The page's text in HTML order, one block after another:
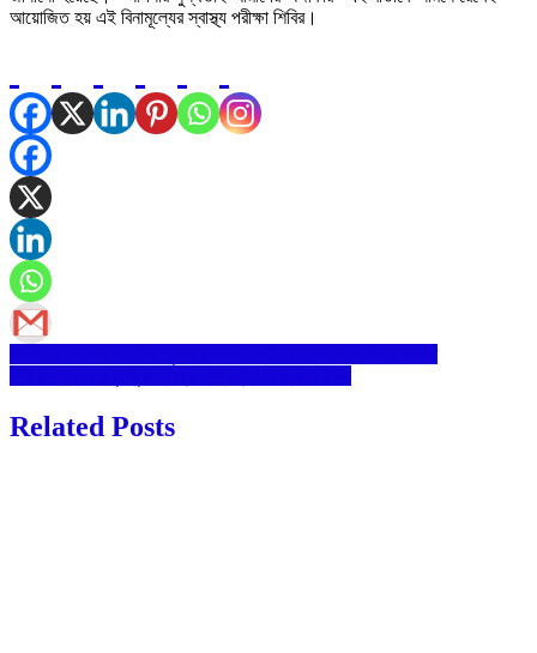
আয়োজিত হয় এই বিনামূল্যের স্বাস্থ্য পরীক্ষা শিবির।
Post
navigation
Related Posts